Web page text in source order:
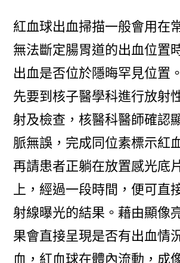
紅血球出血掃描一般會用在
無法斷定腸胃道的出血位置
出血是否位於隱晦罕見位置
先要到核子醫學科進行放射
射及檢查，核醫科醫師確認
脈無誤，完成同位素標示紅
再請患者正躺在放置感光底
上，經過一段時間，便可直
射線曝光的結果。藉由顯像
果會直接呈現是否有出血情
血，紅血球在體內流動，成